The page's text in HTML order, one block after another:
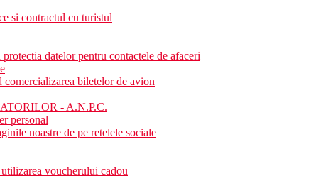
si contractul cu turistul
datelor pentru contactele de afaceri
biletelor de avion
- A.N.P.C.
personal
noastre de pe retelele sociale
voucherului cadou